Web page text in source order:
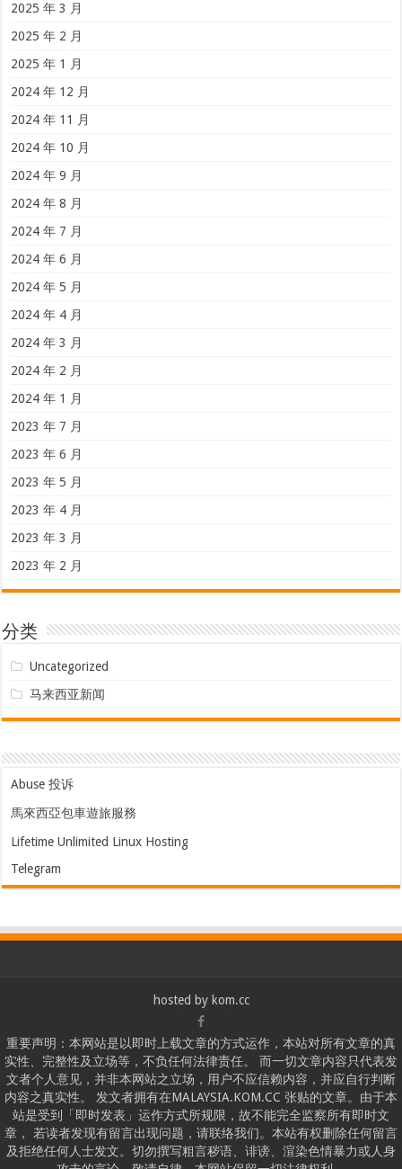
2025 年 3 月
2025 年 2 月
2025 年 1 月
2024 年 12 月
2024 年 11 月
2024 年 10 月
2024 年 9 月
2024 年 8 月
2024 年 7 月
2024 年 6 月
2024 年 5 月
2024 年 4 月
2024 年 3 月
2024 年 2 月
2024 年 1 月
2023 年 7 月
2023 年 6 月
2023 年 5 月
2023 年 4 月
2023 年 3 月
2023 年 2 月
分类
Uncategorized
马来西亚新闻
Abuse 投诉
馬來西亞包車遊旅服務
Lifetime Unlimited Linux Hosting
Telegram
hosted by kom.cc
重要声明：本网站是以即时上载文章的方式运作，本站对所有文章的真
实性、完整性及立场等，不负任何法律责任。 而一切文章内容只代表发
文者个人意见，并非本网站之立场，用户不应信赖内容，并应自行判断
内容之真实性。 发文者拥有在MALAYSIA.KOM.CC 张贴的文章。由于本
站是受到「即时发表」运作方式所规限，故不能完全监察所有即时文
章， 若读者发现有留言出现问题，请联络我们。本站有权删除任何留言
及拒绝任何人士发文。切勿撰写粗言秽语、诽谤、渲染色情暴力或人身